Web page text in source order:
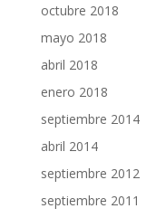
octubre 2018
mayo 2018
abril 2018
enero 2018
septiembre 2014
abril 2014
septiembre 2012
septiembre 2011